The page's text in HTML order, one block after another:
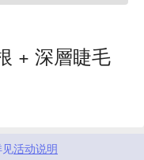
+ 深層睫毛
活动说明